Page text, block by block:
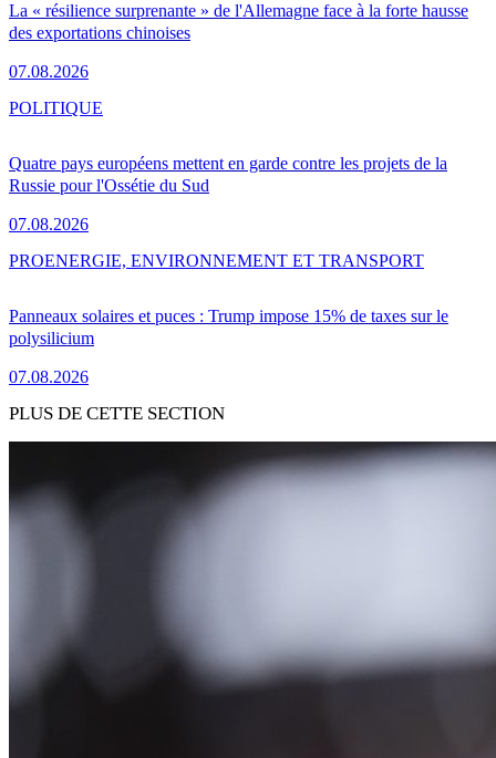
La « résilience surprenante » de l'Allemagne face à la forte hausse
des exportations chinoises
07.08.2026
Quatre pays européens mettent en garde contre les projets de la
Russie pour l'Ossétie du Sud
07.08.2026
POLITIQUE
Panneaux solaires et puces : Trump impose 15% de taxes sur le
polysilicium
07.08.2026
PROENERGIE, ENVIRONNEMENT ET TRANSPORT
PLUS DE CETTE SECTION